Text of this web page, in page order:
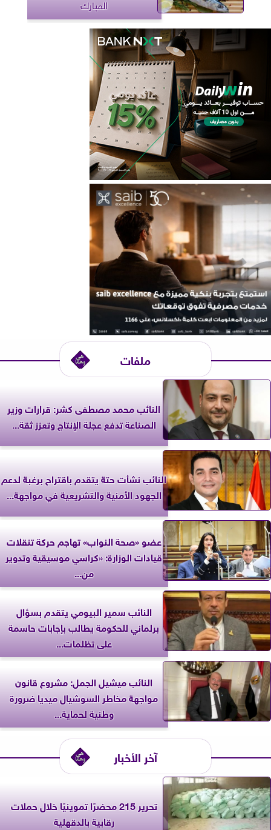
المبارك
ملفات
النائب محمد مصطفى كشر: قرارات وزير
الصناعة تدفع عجلة الإنتاج وتعزز ثقة...
النائب نشأت حتة يتقدم باقتراح برغبة لدعم
الجهود الأمنية والتشريعية في مواجهة...
عضو «صحة النواب» تهاجم حركة تنقلات
قيادات الوزارة: «كراسي موسيقية وتدوير
من...
النائب سمير البيومي يتقدم بسؤال
برلماني للحكومة يطالب بإجابات حاسمة
على تظلمات...
النائب ميشيل الجمل: مشروع قانون
مواجهة مخاطر السوشيال ميديا ضرورة
وطنية لحماية...
آخر الأخبار
تحرير 215 محضرًا تموينيًا خلال حملات
رقابية بالدقهلية